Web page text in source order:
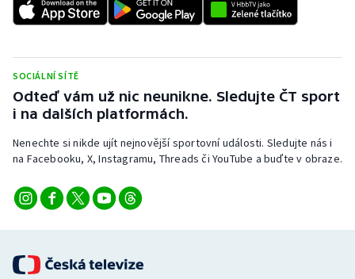
SOCIÁLNÍ SÍTĚ
Odteď vám už nic neunikne. Sledujte ČT sport
i na dalších platformách.
Nenechte si nikde ujít nejnovější sportovní události. Sledujte nás i
na Facebooku, X, Instagramu, Threads či YouTube a buďte v obraze.